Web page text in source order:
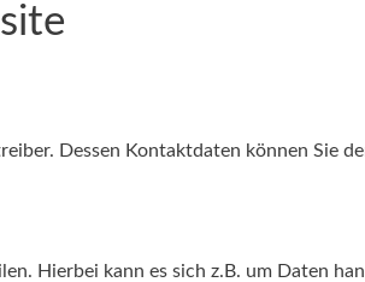
Dessen Kontaktdaten können Sie
Hierbei kann es sich z.B. um Daten